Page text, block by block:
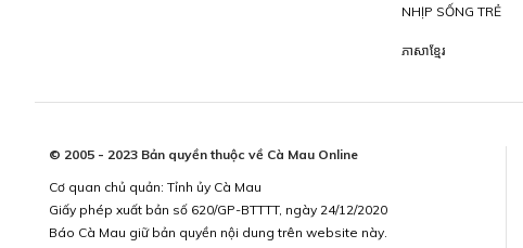
NHỊP SỐNG TRẺ
ភាសាខ្មែរ
© 2005 - 2023 Bản quyền thuộc về Cà Mau Online
Cơ quan chủ quản: Tỉnh ủy Cà Mau
Giấy phép xuất bản số 620/GP-BTTTT, ngày 24/12/2020
Báo Cà Mau giữ bản quyền nội dung trên website này.